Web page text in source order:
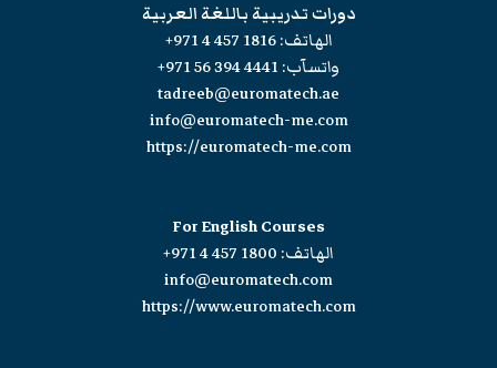
دورات تدريبية باللغة العربية
الهاتف:+971 4 457 1816
واتسآب:+971 56 394 4441
tadreeb@euromatech.ae
info@euromatech-me.com
https://euromatech-me.com
For English Courses
الهاتف: +971 4 457 1800
info@euromatech.com
https://www.euromatech.com